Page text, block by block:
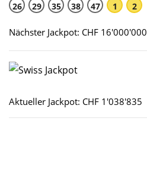
26 29 35 38 47 1 2
Nächster Jackpot: CHF 16'000'000
Aktueller Jackpot: CHF 1'038'835